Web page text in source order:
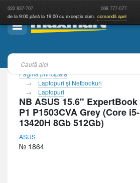
022 837-707 068 777-077
de la 9:00 până la 19:00 cu excepția dum. comandă apel
Pagina principală
Laptopuri şi Netbookuri
Laptopuri
NB ASUS 15.6" ExpertBook
P1 P1503CVA Grey (Core i5-
13420H 8Gb 512Gb)
ASUS
№ 1864